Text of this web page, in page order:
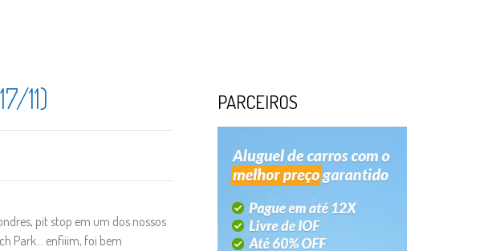
11)
pit stop em um dos nossos
Park… enfiiim, foi bem
PARCEIROS